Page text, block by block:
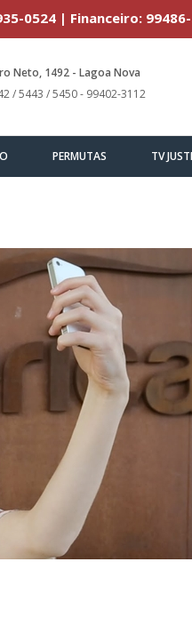
0524 | Financeiro:
Neto, 1492 - Lagoa Nova
/ 5443 / 5450 - 99402-3112
PERMUTAS TV